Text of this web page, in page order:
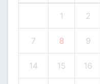
1 2
7 8 9
14 15 16